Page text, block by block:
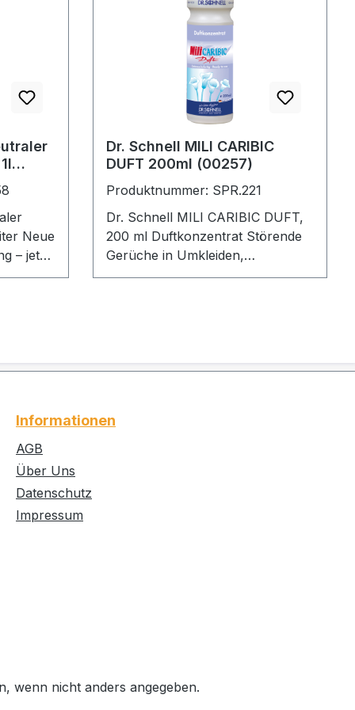
sowie
alle salzsäurebeständigen WC-
Becken und Urinale
– jetzt
Dr. Schnell MILI CARIBIC
DUFT 200ml (00257)
Produktnummer: SPR.221
Dr. Schnell MILI CARIBIC DUFT,
200 ml Duftkonzentrat Störende
Gerüche in Umkleiden,
Sanitärräumen, Nasszellen,
inspirierenden Duftvarianten
Verpackungseinheit: 12 Flaschen
Informationen
AGB
Über Uns
Datenschutz
Impressum
wenn nicht anders angegeben.